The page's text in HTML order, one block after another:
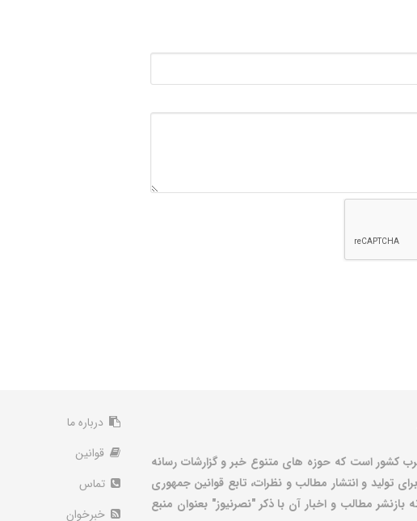
کشور است که حوزه های متنوع خبر و گزارشات رسانه
و انتشار مطالب و نظرات، تابع قوانین جمهوری
مطالب و اخبار آن با ذکر "نصرنیوز" بعنوان منبع
درباره ما
قوانین
تماس
خبرخوان